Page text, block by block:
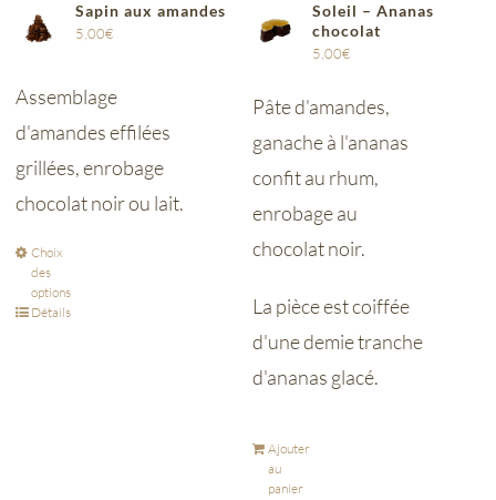
Sapin aux amandes
5,00€
Assemblage
d'amandes effilées
grillées, enrobage
chocolat noir ou lait.
Choix
des
options
Détails
Soleil – Ananas
chocolat
5,00€
Pâte d'amandes,
ganache à l'ananas
confit au rhum,
enrobage au
chocolat noir.
La pièce est coiffée
d'une demie tranche
d'ananas glacé.
Ajouter
au
panier